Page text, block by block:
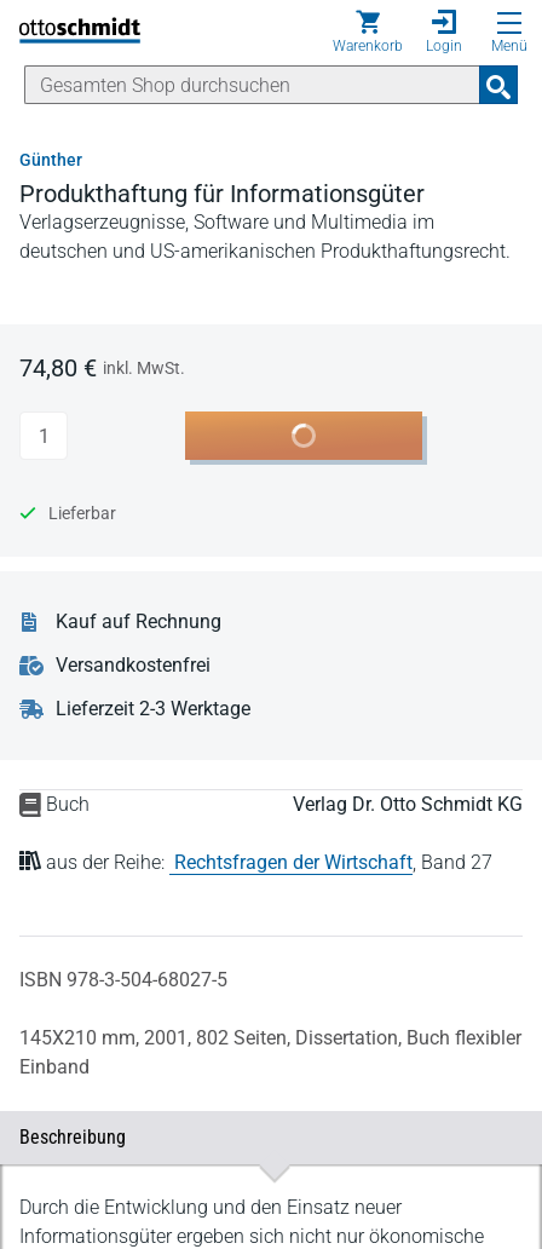
Direkt zum Inhalt
Warenkorb Login Menü
Günther
Produkthaftung für Informationsgüter
Verlagserzeugnisse, Software und Multimedia im
deutschen und US-amerikanischen Produkthaftungsrecht.
Buch Verlag Dr. Otto Schmidt KG
aus der Reihe: Rechtsfragen der Wirtschaft, Band 27
ISBN 978-3-504-68027-5
145X210 mm, 2001, 802 Seiten, Dissertation, Buch flexibler
Einband
74,80 € inkl. MwSt.
Anzahl In den Warenkorb
Lieferbar
Kauf auf Rechnung
Versandkostenfrei
Lieferzeit 2-3 Werktage
Beschreibung
Beschreibung
Durch die Entwicklung und den Einsatz neuer
Informationsgüter ergeben sich nicht nur ökonomische